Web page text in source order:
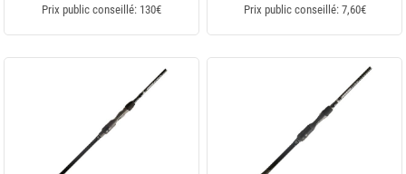
Prix public conseillé: 130€ Prix public conseillé: 7,60€